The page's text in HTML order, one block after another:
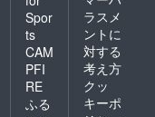
Spor
ts
CAM
PFI
RE
ふる
ラスメ
ントに
対する
考え方
クッ
キーポ